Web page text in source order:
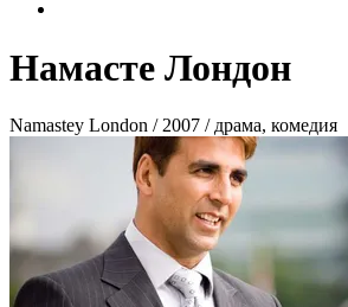
Намасте Лондон
Namastey London / 2007 / драма, комедия